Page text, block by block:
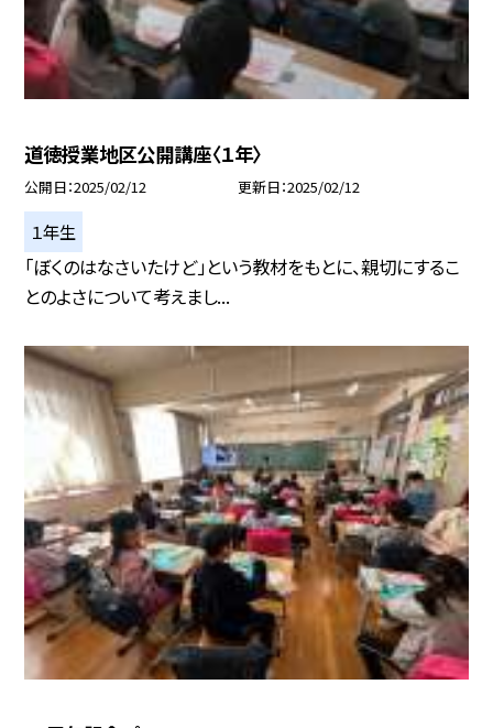
道徳授業地区公開講座〈１年〉
公開日 2025/02/12 更新日 2025/02/12
１年生
「ぼくのはなさいたけど」という教材をもとに、親切にするこ
とのよさについて考えまし...